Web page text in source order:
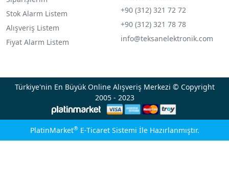
Stok Alarm Listem
Alışveriş Listem
Fiyat Alarm Listem
+90 (312) 321 72 72
+90 (312) 321 78 78
info@teksanelektronik.com
Türkiye'nin En Büyük Online Alışveriş Merkezi © Copyright
2005 - 2023
PlatinMarket®E-Ticaret Sistemi İle Hazırlanmıştır.